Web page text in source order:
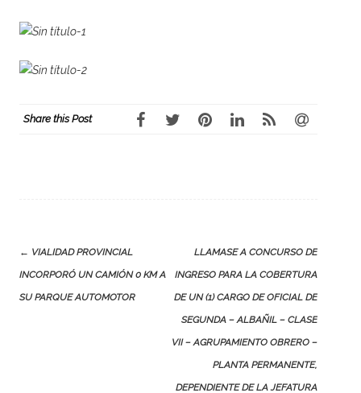
Share this Post
Post
navigation
← VIALIDAD PROVINCIAL
INCORPORÓ UN CAMIÓN 0 KM A
SU PARQUE AUTOMOTOR
LLAMASE A CONCURSO DE
INGRESO PARA LA COBERTURA
DE UN (1) CARGO DE OFICIAL DE
SEGUNDA – ALBAÑIL – CLASE
VII – AGRUPAMIENTO OBRERO –
PLANTA PERMANENTE,
DEPENDIENTE DE LA JEFATURA